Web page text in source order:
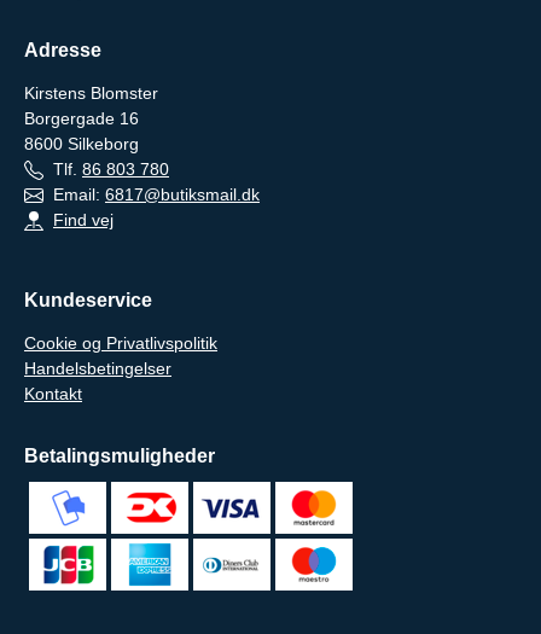
Adresse
Kirstens Blomster
Borgergade 16
8600 Silkeborg
Tlf. 86 803 780
Email: 6817@butiksmail.dk
Find vej
Kundeservice
Cookie og Privatlivspolitik
Handelsbetingelser
Kontakt
Betalingsmuligheder